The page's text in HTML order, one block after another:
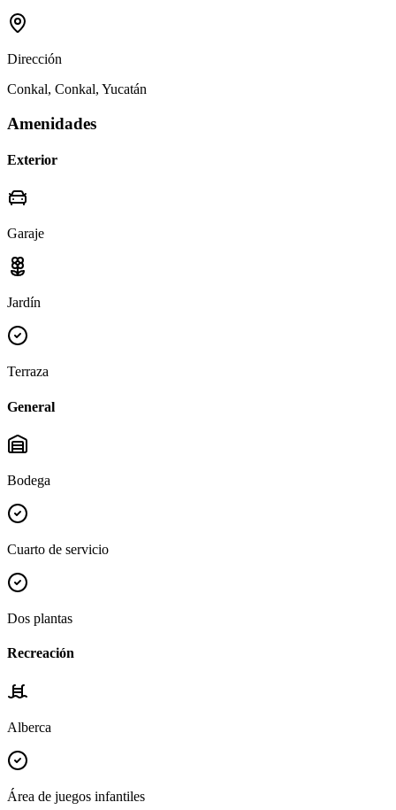
Dirección
Conkal, Conkal, Yucatán
Amenidades
Exterior
Garaje
Jardín
Terraza
General
Bodega
Cuarto de servicio
Dos plantas
Recreación
Alberca
Área de juegos infantiles